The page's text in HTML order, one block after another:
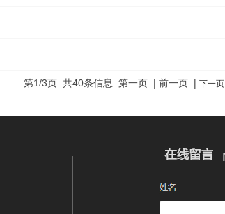
第1/3页 共40条信息 第一页 | 前一页 | 下一页